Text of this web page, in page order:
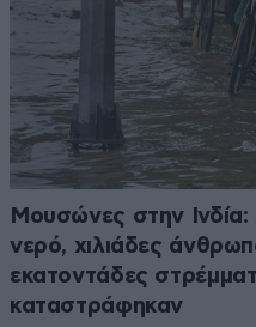
Μουσώνες στην
νερό, χιλιάδες
εκατοντάδες
καταστράφηκαν